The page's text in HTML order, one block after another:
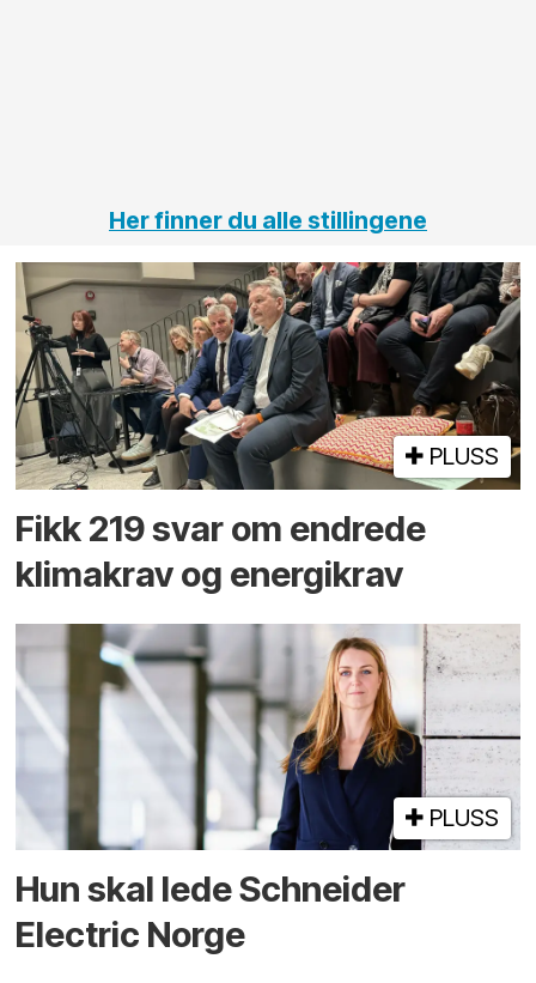
Her finner du alle stillingene
PLUSS
Fikk 219 svar om endrede
klimakrav og energikrav
PLUSS
Hun skal lede Schneider
Electric Norge